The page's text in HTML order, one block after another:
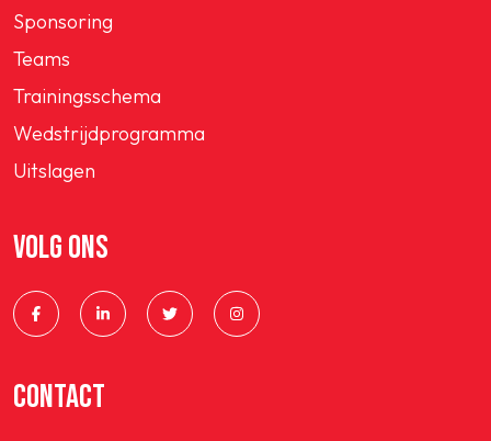
Sponsoring
Teams
Trainingsschema
Wedstrijdprogramma
Uitslagen
VOLG ONS
CONTACT